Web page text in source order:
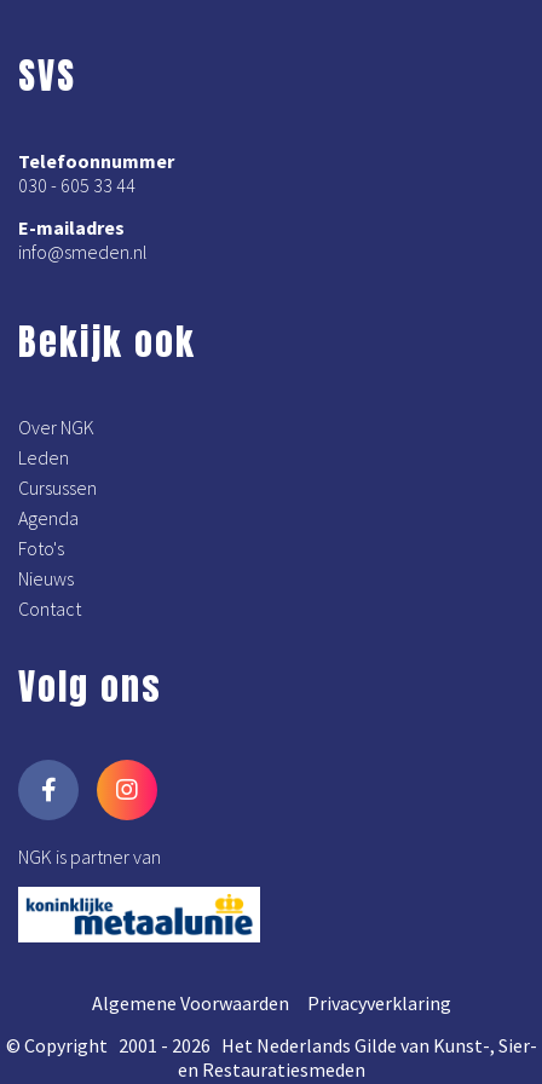
SVS
Telefoonnummer
030 - 605 33 44
E-mailadres
info@smeden.nl
Bekijk ook
Over NGK
Leden
Cursussen
Agenda
Foto's
Nieuws
Contact
Volg ons
NGK is partner van
Algemene Voorwaarden
Privacyverklaring
© Copyright 2001 - 2026 Het Nederlands Gilde van Kunst-, Sier-
en Restauratiesmeden